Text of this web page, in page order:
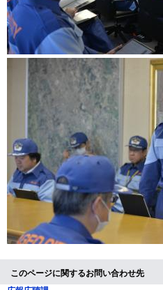
このページに関するお問い合わせ先